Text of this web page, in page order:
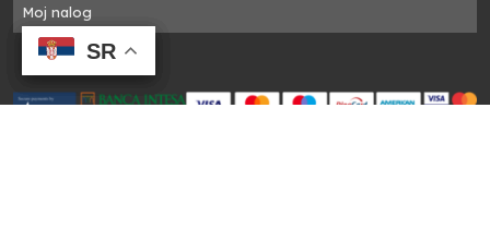
Moj nalog
SR
SR
SR
SR